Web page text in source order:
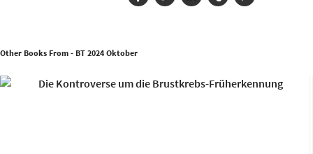
Other Books From - BT 2024 Oktober